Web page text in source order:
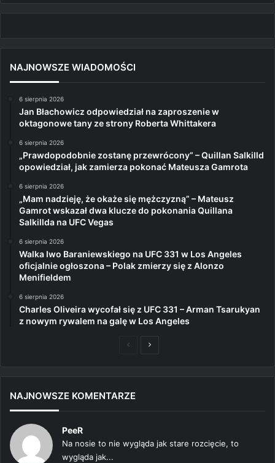
NAJNOWSZE WIADOMOŚCI
6 sierpnia 2026
Jan Błachowicz odpowiedział na zaproszenie w
oktagonowe tany ze strony Roberta Whittakera
6 sierpnia 2026
„Prawdopodobnie zostanę przewrócony” – Quillan Salkilld
opowiedział, jak zamierza pokonać Mateusza Gamrota
6 sierpnia 2026
„Mam nadzieję, że okaże się mężczyzną” – Mateusz
Gamrot wskazał dwa klucze do pokonania Quillana
Salkillda na UFC Vegas
6 sierpnia 2026
Walka Iwo Baraniewskiego na UFC 331 w Los Angeles
oficjalnie ogłoszona – Polak zmierzy się z Alonzo
Menifieldem
6 sierpnia 2026
Charles Oliveira wycofał się z UFC 331 – Arman Tsarukyan
z nowym rywalem na galę w Los Angeles
PoprzedniaNastępna
NAJNOWSZE KOMENTARZE
PeeR
Na nosie to nie wygląda jak stare rozcięcie, to
wygląda jak...